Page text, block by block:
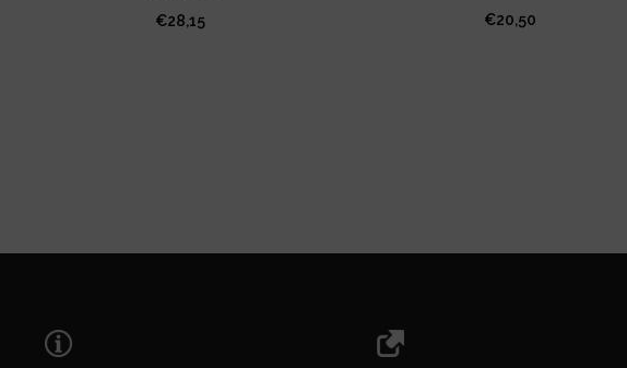
€28,15 €20,50